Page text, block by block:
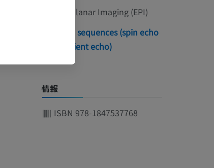
Echo planar Imaging (EPI)
Hybrid sequences (spin echo
+ gradient echo)
情報
ISBN 978-1847537768